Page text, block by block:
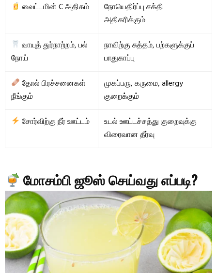
வைட்டமின் C அதிகம்
நோயெதிர்ப்பு சக்தி
அதிகரிக்கும்
வாயுத் துர்நாற்றம், பல்
நோய்
நாவிற்கு சுத்தம், பற்களுக்குப்
பாதுகாப்பு
தோல் பிரச்சனைகள்
நீங்கும்
முகப்பரு, கருமை, allergy
குறைக்கும்
சோர்விற்கு நீர் ஊட்டம்
உடல் ஊட்டச்சத்து குறைவுக்கு
விரைவான தீர்வு
மோசம்பி ஜூஸ் செய்வது எப்படி?